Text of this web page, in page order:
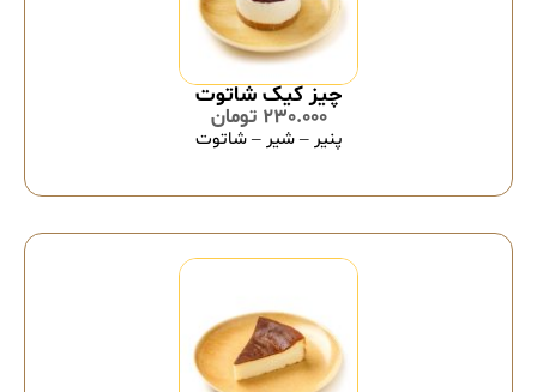
چیز کیک شاتوت
230.000 تومان
پنیر – شیر – شاتوت